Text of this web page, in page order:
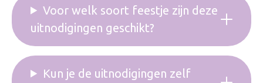
Voor welk soort feestje zijn deze
uitnodigingen geschikt?
Kun je de uitnodigingen zelf